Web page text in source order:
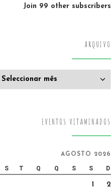
Join 99 other subscribers
ARQUIVO
EVENTOS VITAMINADOS
AGOSTO 2026
S T Q Q S S D
1 2